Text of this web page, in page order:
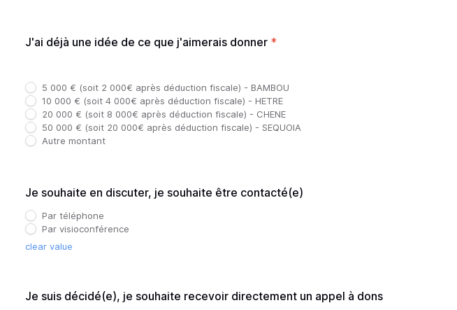
J'ai déjà une idée de ce que j'aimerais donner *
5 000 € (soit 2 000€ après déduction fiscale) - BAMBOU
10 000 € (soit 4 000€ après déduction fiscale) - HETRE
20 000 € (soit 8 000€ après déduction fiscale) - CHENE
50 000 € (soit 20 000€ après déduction fiscale) - SEQUOIA
Autre montant
Je souhaite en discuter, je souhaite être contacté(e)
Par téléphone
Par visioconférence
clear value
Je suis décidé(e), je souhaite recevoir directement un appel à dons